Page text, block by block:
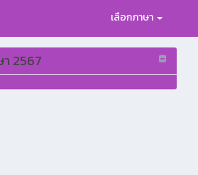
เลือกภาษา
2567